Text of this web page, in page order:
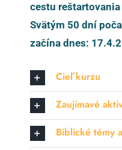
cestu
Svätým 50 dní
začína dnes:
Cieľ kurzu
Zaujímavé
Biblické témy